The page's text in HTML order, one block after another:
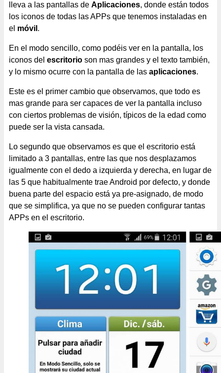
lleva a las pantallas de Aplicaciones, donde están todos
los iconos de todas las APPs que tenemos instaladas en
el móvil .
En el modo sencillo, como podéis ver en la pantalla, los
iconos del escritorio son mas grandes y el texto también,
y lo mismo ocurre con la pantalla de las aplicaciones.
Este es el primer cambio que observamos, que todo es
mas grande para ser capaces de ver la pantalla incluso
con ciertos problemas de visión, típicos de la edad como
puede ser la vista cansada.
Lo segundo que observamos es que el escritorio está
limitado a 3 pantallas, entre las que nos desplazamos
igualmente con el dedo a izquierda y derecha, en lugar de
las 5 que habitualmente trae Android por defecto, y donde
buena parte del espacio está ya pre-asignado, de modo
que se simplifica, ya que no se pueden configurar tantas
APPs en el escritorio.